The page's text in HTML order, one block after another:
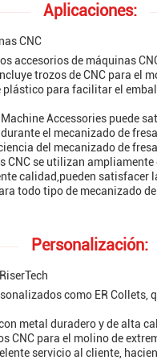
Aplicaciones:
CNC
accesorios de máquinas
trozos de CNC para el
para facilitar el
Accessories puede
el mecanizado de
del mecanizado de
CNC se utilizan
calidad,pueden satisfacer
todo tipo de mecanizado de
Personalización:
como ER
metal duradero y de alta
CNC para el molino de
servicio al cliente,